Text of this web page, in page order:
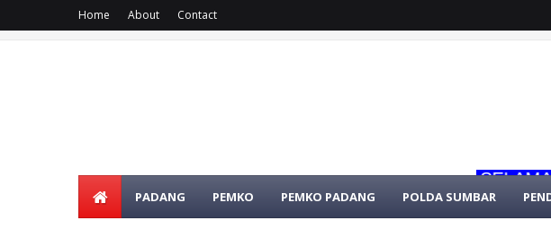
Home About Contact
SELAMAT
PADANG PEMKO PEMKO PADANG POLDA SUMBAR